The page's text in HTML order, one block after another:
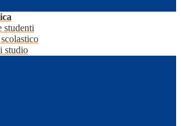
studenti
studio